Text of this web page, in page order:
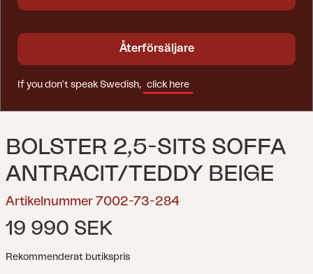
BOLSTER 2,5-SITS SOFFA
ANTRACIT/TEDDY BEIGE
Artikelnummer 7002-73-284
19 990 SEK
Rekommenderat butikspris
Återförsäljare
If you don't speak Swedish, click here